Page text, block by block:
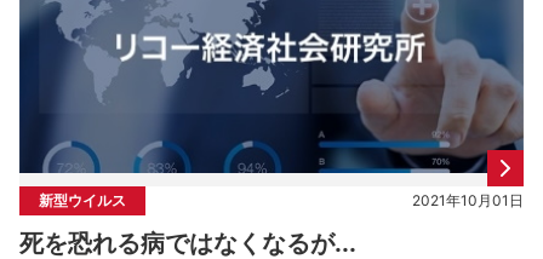
新型ウイルス 2021年10月01日
死を恐れる病ではなくなるが...